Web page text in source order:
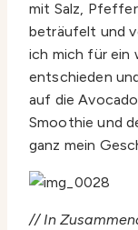
mit Salz,
beträufelt und
ich mich für ein
entschieden
auf die
Smoothie und
ganz mein
// In